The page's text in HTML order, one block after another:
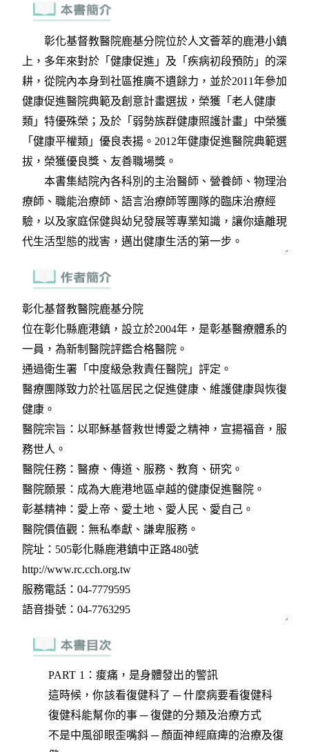
PART 1：痠痛，是身體發出的警訊
這時候，你該看復健科了 ─ 什麼病要看復健科
復健科能幫你的事 ─ 復健的分類及治療方式
不是中風卻眼歪嘴斜 ─ 顏面神經麻痺的治療及復